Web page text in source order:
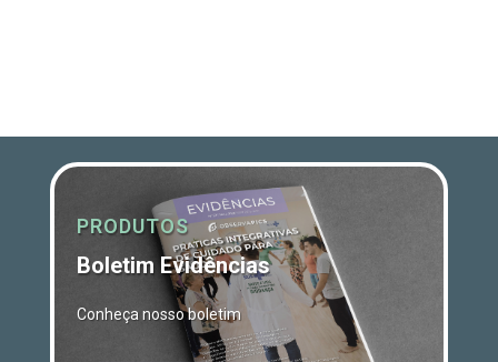
PRODUTOS
Boletim Evidências
Conheça nosso boletim